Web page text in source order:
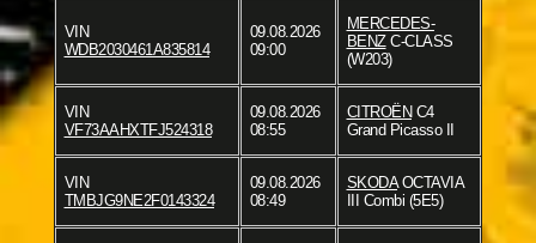
VIN
WDB2030461A835814
09.08.2026
09:00
MERCEDES-
BENZC-CLASS
(W203)
VIN
VF73AAHXTFJ524318
09.08.2026
08:55
CITROËN C4
Grand Picasso II
VIN
TMBJG9NE2F0143324
09.08.2026
08:49
SKODAOCTAVIA
III Combi (5E5)